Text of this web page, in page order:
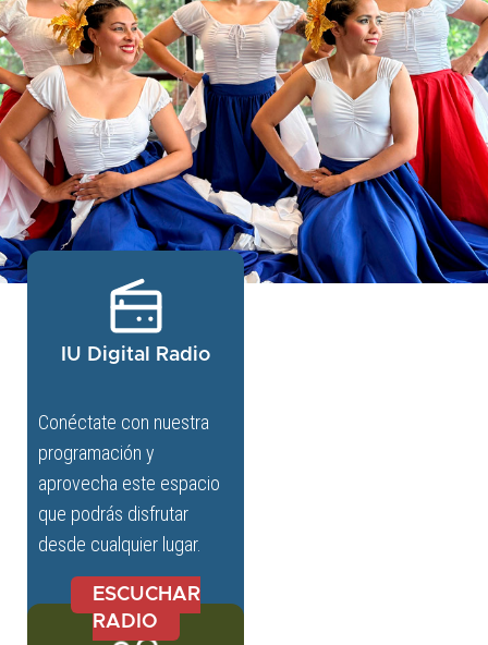
IU Digital Radio
Conéctate con nuestra
programación y
aprovecha este espacio
que podrás disfrutar
desde cualquier lugar.
ESCUCHAR
RADIO